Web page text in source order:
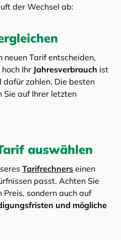
der Wechsel ab:
neuen Tarif entscheiden,
Ihr Jahresverbrauch ist
zahlen. Die besten
Sie auf Ihrer letzten
auswählen
Tarifrechnerseinen
passt. Achten Sie
sondern auch auf
und mögliche